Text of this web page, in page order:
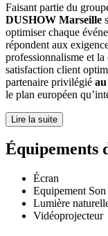
Faisant partie du
DUSHOW Marseille
optimiser chaque
répondent aux
professionnalisme et
satisfaction client
partenaire privilégié
le plan européen
Lire la suite
Équipements
Écran
Equipement Son
Lumière
Vidéoprojecteur